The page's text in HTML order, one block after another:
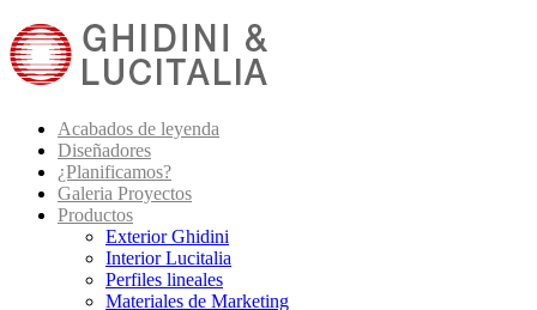
Acabados de leyenda
Diseñadores
¿Planificamos?
Galeria Proyectos
Productos
Exterior Ghidini
Interior Lucitalia
Perfiles lineales
Materiales de Marketing